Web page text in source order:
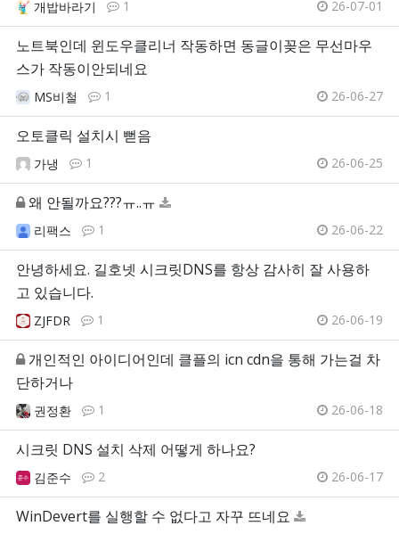
개밥바라기 1 26-07-01
노트북인데 윈도우클리너 작동하면 동글이꽂은 무선마우
스가 작동이안되네요
MS비철 1 26-06-27
오토클릭 설치시 뻗음
가냉 1 26-06-25
왜 안될까요???ㅠ..ㅠ
리팩스 1 26-06-22
안녕하세요. 길호넷 시크릿DNS를 항상 감사히 잘 사용하
고 있습니다.
ZJFDR 1 26-06-19
개인적인 아이디어인데 클플의 icn cdn을 통해 가는걸 차
단하거나
권정환 1 26-06-18
시크릿 DNS 설치 삭제 어떻게 하나요?
김준수 2 26-06-17
WinDevert를 실행할 수 없다고 자꾸 뜨네요